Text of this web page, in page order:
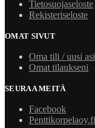
Tietosuojaseloste
Rekisteriseloste
OMAT SIVUT
Oma tili / uusi
Omat tilaukseni
SEURAA MEITÄ
Facebook
Penttikorpelaoy.fi